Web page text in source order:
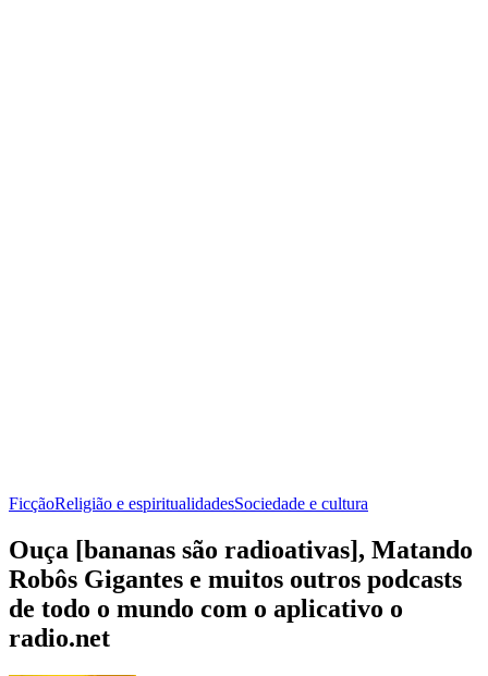
FicçãoReligião e espiritualidadesSociedade e cultura
Ouça [bananas são radioativas], Matando
Robôs Gigantes e muitos outros podcasts
de todo o mundo com o aplicativo o
radio.net